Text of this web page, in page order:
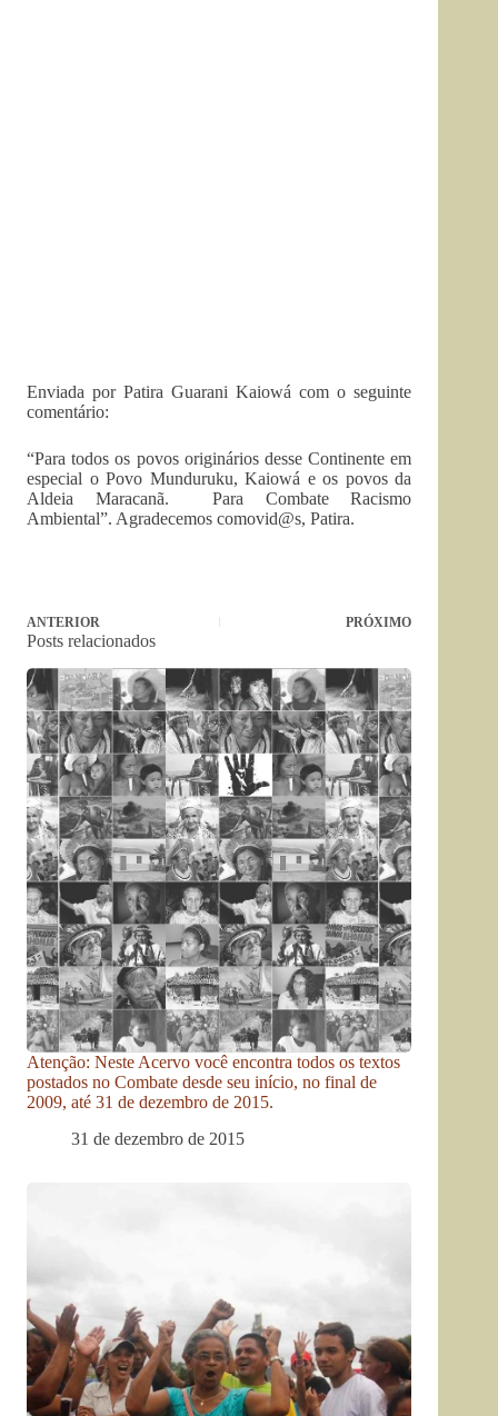
Enviada por Patira Guarani Kaiowá com o seguinte
comentário:
“Para todos os povos originários desse Continente em
especial o Povo Munduruku, Kaiowá e os povos da
Aldeia Maracanã. Para Combate Racismo
Ambiental”. Agradecemos comovid@s, Patira.
ANTERIOR PRÓXIMO
Posts relacionados
Atenção: Neste Acervo você encontra todos os textos
postados no Combate desde seu início, no final de
2009, até 31 de dezembro de 2015.
31 de dezembro de 2015